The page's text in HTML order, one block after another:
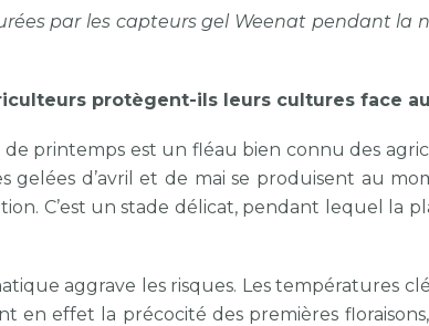
par les capteurs gel Weenat pendant la
protègent-ils leurs cultures face
printemps est un fléau bien connu des
gelées d’avril et de mai se produisent au
C’est un stade délicat, pendant lequel la
aggrave les risques. Les températures
en effet la précocité des premières